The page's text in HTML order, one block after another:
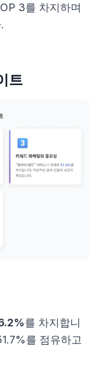
3를 차지하며
트
를 차지합니
를 점유하고